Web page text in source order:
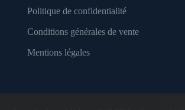
Politique de confidentialité
Conditions générales de vente
Mentions légales